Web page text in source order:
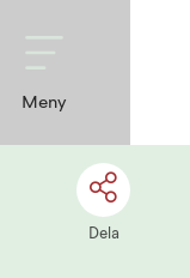
Meny
Dela